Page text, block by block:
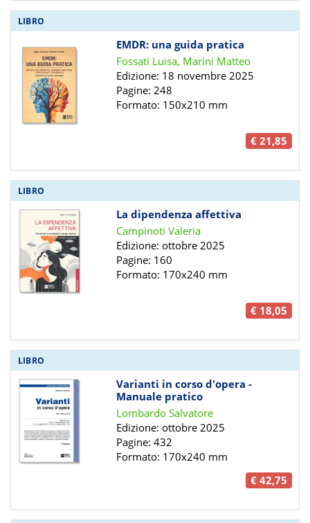
LIBRO
EMDR: una guida pratica
Fossati Luisa, Marini Matteo
Edizione: 18 novembre 2025
Pagine: 248
Formato: 150x210 mm
€ 21,85
LIBRO
La dipendenza affettiva
Campinoti Valeria
Edizione: ottobre 2025
Pagine: 160
Formato: 170x240 mm
€ 18,05
LIBRO
Varianti in corso d'opera -
Manuale pratico
Lombardo Salvatore
Edizione: ottobre 2025
Pagine: 432
Formato: 170x240 mm
€ 42,75